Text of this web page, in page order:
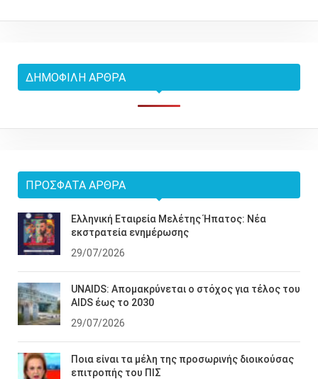
ΔΗΜΟΦΙΛΉ ΆΡΘΡΑ
ΠΡΌΣΦΑΤΑ ΆΡΘΡΑ
Ελληνική Εταιρεία Μελέτης Ήπατος: Νέα
εκστρατεία ενημέρωσης
29/07/2026
UNAIDS: Απομακρύνεται ο στόχος για τέλος του
AIDS έως το 2030
29/07/2026
Ποια είναι τα μέλη της προσωρινής διοικούσας
επιτροπής του ΠΙΣ